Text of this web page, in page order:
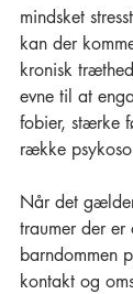
mindsket
kan der
kronisk
evne til at
fobier, stærke
række
Når det
traumer der
barndommen
kontakt og